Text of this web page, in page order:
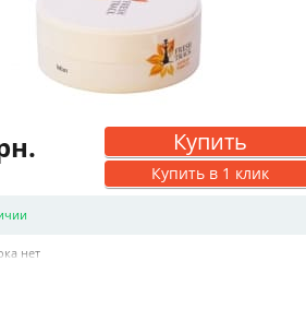
Купить
Купить в 1 клик
нет